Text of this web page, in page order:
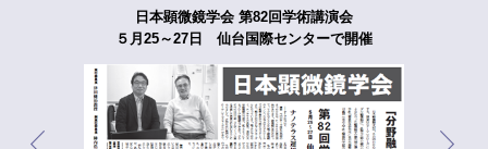
日本顕微鏡学会 第82回学術講演会
５月25～27日 仙台国際センターで開催